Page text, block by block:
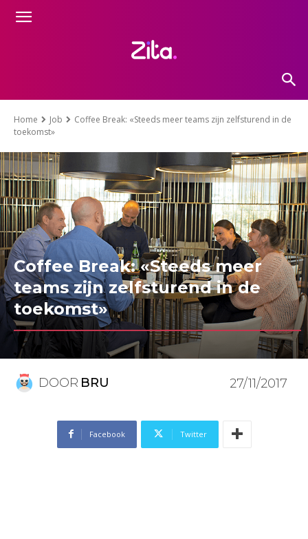
Home Job
Coffee Break: «Steeds meer teams zijn zelfsturend in de
toekomst»
Coffee Break: «Steeds meer
teams zijn zelfsturend in de
toekomst»
DOOR BRU 27/11/2017
Facebook Twitter